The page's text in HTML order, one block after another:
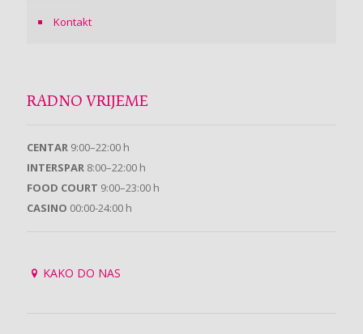
Kontakt
RADNO VRIJEME
CENTAR 9:00–22:00 h
INTERSPAR 8:00–22:00 h
FOOD COURT 9:00–23:00 h
CASINO 00:00-24:00 h
KAKO DO NAS